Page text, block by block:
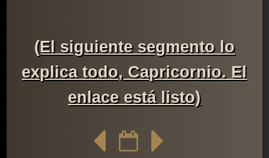
(El siguiente segmento lo
explica todo, Capricornio. El
enlace está listo)